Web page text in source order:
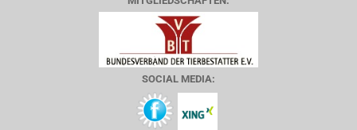
SOCIAL MEDIA: